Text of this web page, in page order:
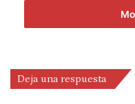
enriquecer a un
política, estatal y
título de La rebelión
Deja una respuesta